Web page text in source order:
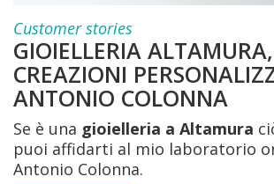
Customer stories
GIOIELLERIA ALTAMURA,
CREAZIONI
ANTONIO COLONNA
Se è una gioielleria a Altamura
puoi affidarti al mio laboratorio
Antonio Colonna.